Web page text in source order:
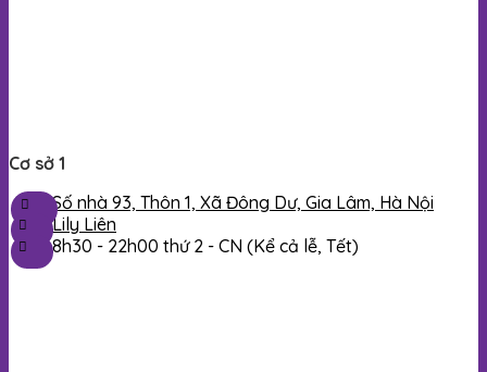
Cơ sở 1
Số nhà 93, Thôn 1, Xã Đông Dư, Gia Lâm, Hà Nội
Lily Liên
8h30 - 22h00 thứ 2 - CN (Kể cả lễ, Tết)